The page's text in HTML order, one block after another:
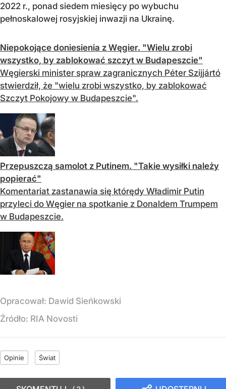
2022 r., ponad siedem miesięcy po wybuchu
pełnoskalowej rosyjskiej inwazji na Ukrainę.
Niepokojące doniesienia z Węgier. "Wielu zrobi
wszystko, by zablokować szczyt w Budapeszcie"
Węgierski minister spraw zagranicznych Péter Szijjártó
stwierdził, że "wielu zrobi wszystko, by zablokować
Szczyt Pokojowy w Budapeszcie".
Przepuszczą samolot z Putinem. "Takie wysiłki należy
popierać"
Komentariat zastanawia się którędy Władimir Putin
przyleci do Węgier na spotkanie z Donaldem Trumpem
w Budapeszcie.
Opracował: Dawid Sieńkowski
Źródło: RIA Novosti
Opinie Świat